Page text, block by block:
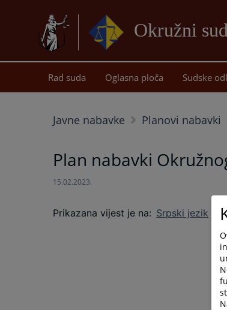
Okružni
Rad suda Oglasna ploča Sudske
Javne nabavke Planovi nabavki
Plan nabavki
15.02.2023.
Prikazana vijest je na: Srpski jezik